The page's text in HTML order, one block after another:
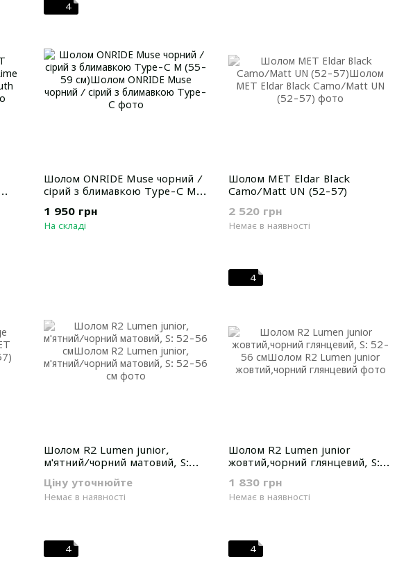
4
Шолом ONRIDE Muse чорний /
сірий з блимавкою Type-C M
1 950 грн
На складі
Шолом MET Eldar Black
Camo/Matt UN (52-57)
2 520 грн
Немає в наявності
Шолом R2 Lumen junior,
м'ятний/чорний матовий, S:
Ціну уточнюйте
Немає в наявності
4
Шолом R2 Lumen junior
жовтий,чорний глянцевий, S:
1 830 грн
Немає в наявності
4 4